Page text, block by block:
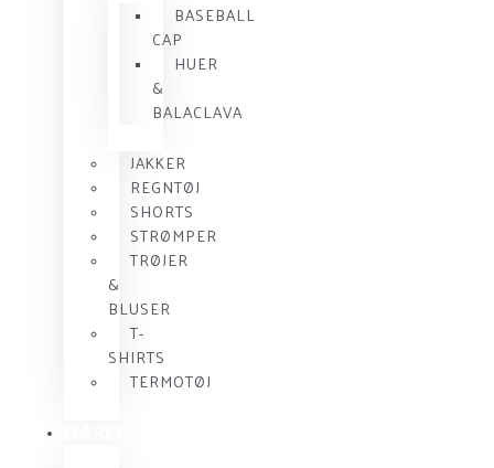
BASEBALL
CAP
HUER
&
BALACLAVA
JAKKER
REGNTØJ
SHORTS
STRØMPER
TRØJER
&
BLUSER
T-
SHIRTS
TERMOTØJ